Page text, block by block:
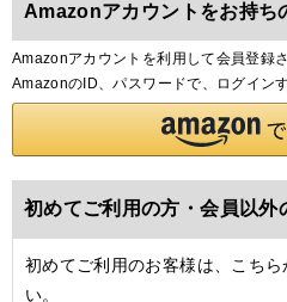
Amazonアカウントをお持ち
Amazonアカウントを利用して会員登録
AmazonのID、パスワードで、ログイン
初めてご利用の方・会員以外
初めてご利用のお客様は、こち
い。